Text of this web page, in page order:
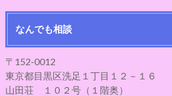
なんでも相談
〒152-0012
東京都目黒区洗足１丁目１２－１６
山田荘 １０２号（１階奥）